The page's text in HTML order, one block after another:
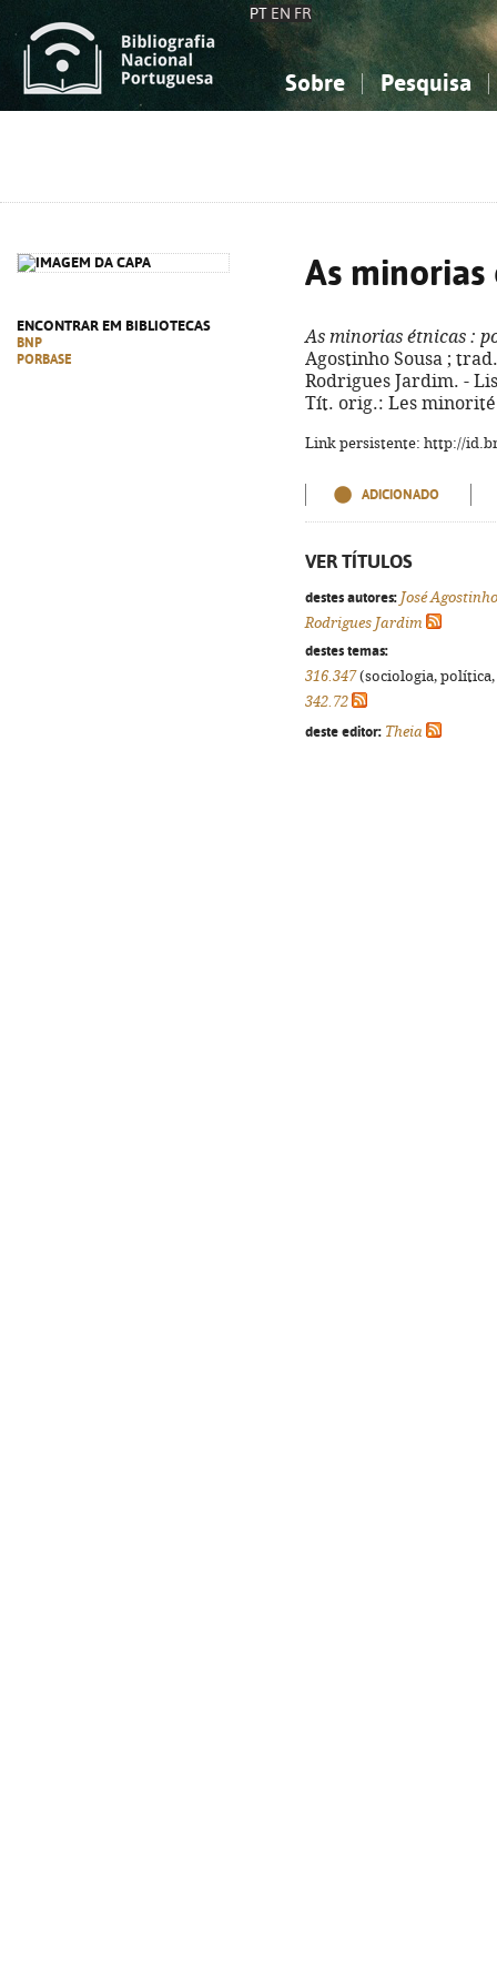
PT EN FR
Sobre Pesquisa
ENCONTRAR EM BIBLIOTECAS
BNP
PORBASE
As minorias
As minorias étnicas :
Agostinho Sousa ;
Rodrigues Jardim. -
Tít. orig.: Les minorité
Link persistente: http://
ADICIONADO
VER TÍTULOS
destes autores: José
Rodrigues Jardim
destes temas:
316.347(sociologia,
342.72
deste editor: Theia